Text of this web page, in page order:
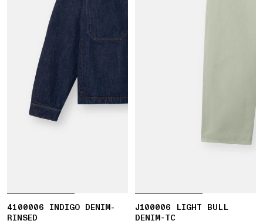
4100006 INDIGO DENIM-
RINSED
J100006 LIGHT BULL
DENIM-TC